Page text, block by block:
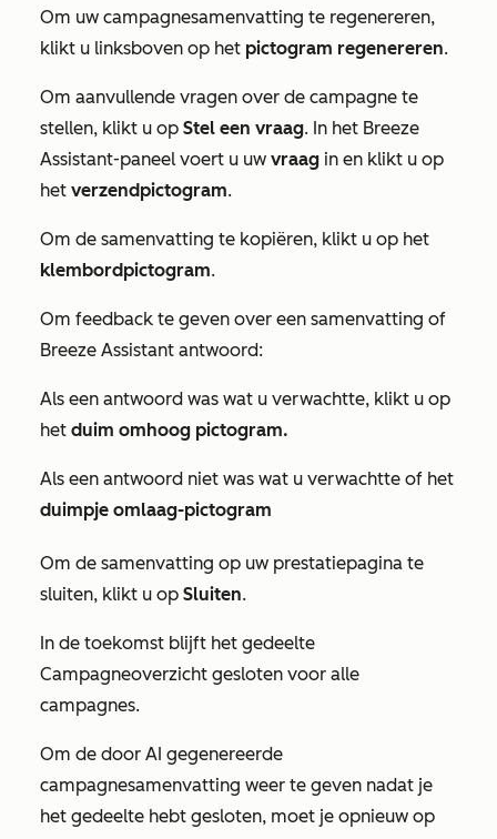
Om uw campagnesamenvatting te regenereren,
klikt u linksboven op het pictogram regenereren.
Om aanvullende vragen over de campagne te
stellen, klikt u op Stel een vraag. In het Breeze
Assistant-paneel voert u uw vraag in en klikt u op
het verzendpictogram.
Om de samenvatting te kopiëren, klikt u op het
klembordpictogram.
Om feedback te geven over een samenvatting of
Breeze Assistant antwoord:
Als een antwoord was wat u verwachtte, klikt u op
het duim omhoog pictogram.
Als een antwoord niet was wat u verwachtte of het
duimpje omlaag-pictogram
Om de samenvatting op uw prestatiepagina te
sluiten, klikt u op Sluiten.
In de toekomst blijft het gedeelte
Campagneoverzicht gesloten voor alle
campagnes.
Om de door AI gegenereerde
campagnesamenvatting weer te geven nadat je
het gedeelte hebt gesloten, moet je opnieuw op